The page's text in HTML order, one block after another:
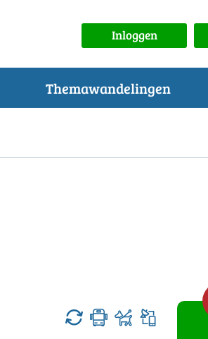
Inloggen
Themawandelingen